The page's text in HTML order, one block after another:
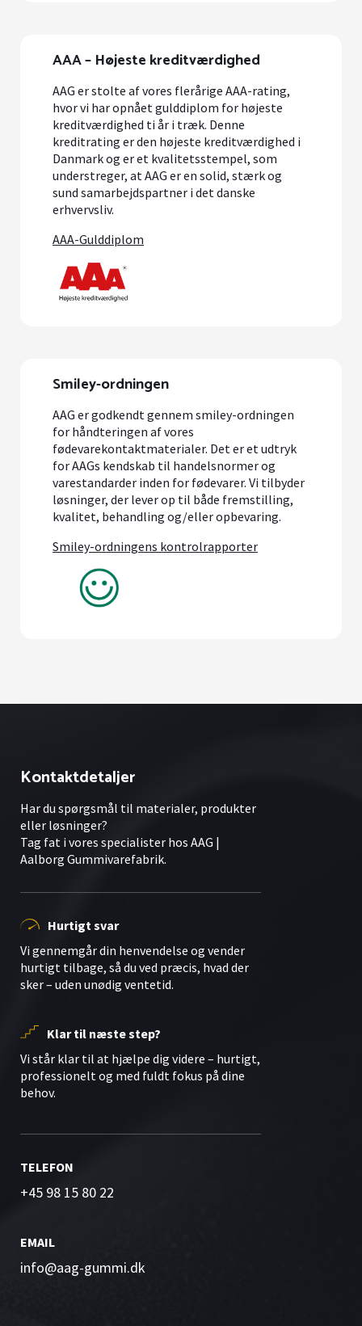
AAA – Højeste kreditværdighed
AAG er stolte af vores flerårige AAA-rating,
hvor vi har opnået gulddiplom for højeste
kreditværdighed ti år i træk. Denne
kreditrating er den højeste kreditværdighed i
Danmark og er et kvalitetsstempel, som
understreger, at AAG er en solid, stærk og
sund samarbejdspartner i det danske
erhvervsliv.
AAA-Gulddiplom
Smiley-ordningen
AAG er godkendt gennem smiley-ordningen
for håndteringen af vores
fødevarekontaktmaterialer. Det er et udtryk
for AAGs kendskab til handelsnormer og
varestandarder inden for fødevarer. Vi tilbyder
løsninger, der lever op til både fremstilling,
kvalitet, behandling og/eller opbevaring.
Smiley-ordningens kontrolrapporter
Kontaktdetaljer
Har du spørgsmål til materialer, produkter
eller løsninger?
Tag fat i vores specialister hos AAG |
Aalborg Gummivarefabrik.
Hurtigt svar
Vi gennemgår din henvendelse og vender
hurtigt tilbage, så du ved præcis, hvad der
sker – uden unødig ventetid.
Klar til næste step?
Vi står klar til at hjælpe dig videre – hurtigt,
professionelt og med fuldt fokus på dine
behov.
TELEFON
+45 98 15 80 22
EMAIL
info@aag-gummi.dk